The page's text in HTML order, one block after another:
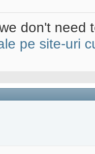
don't need
pe site-uri